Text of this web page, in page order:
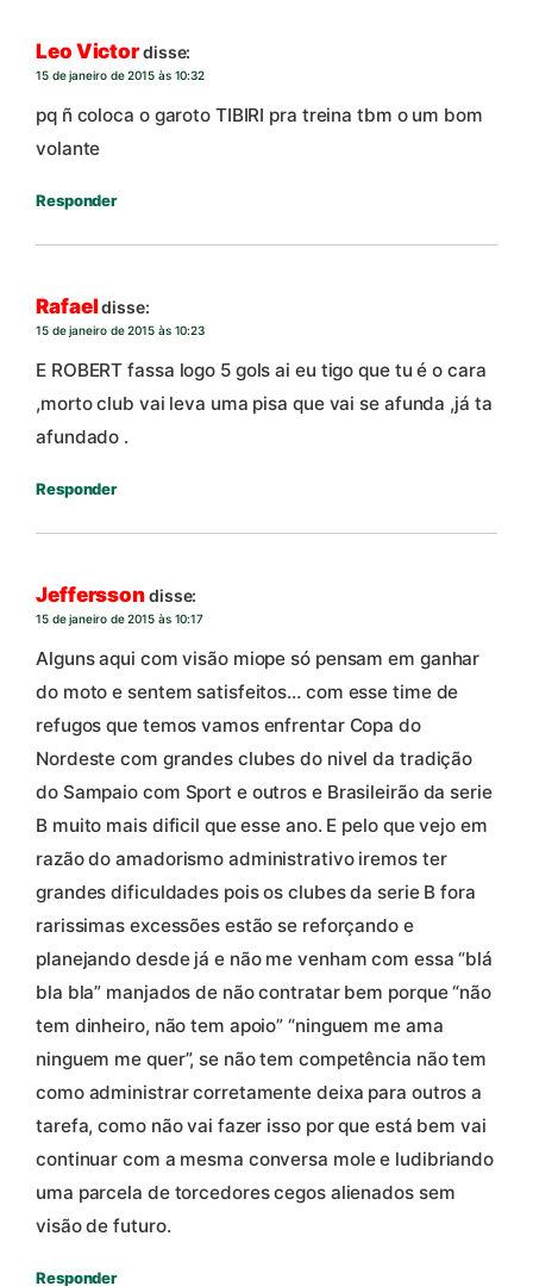
Leo Victordisse:
15 de janeiro de 2015 às 10:32
pq ñ coloca o garoto TIBIRI pra treina tbm o um bom
volante
Responder
Rafaeldisse:
15 de janeiro de 2015 às 10:23
E ROBERT fassa logo 5 gols ai eu tigo que tu é o cara
,morto club vai leva uma pisa que vai se afunda ,já ta
afundado .
Responder
Jefferssondisse:
15 de janeiro de 2015 às 10:17
Alguns aqui com visão miope só pensam em ganhar
do moto e sentem satisfeitos… com esse time de
refugos que temos vamos enfrentar Copa do
Nordeste com grandes clubes do nivel da tradição
do Sampaio com Sport e outros e Brasileirão da serie
B muito mais dificil que esse ano. E pelo que vejo em
razão do amadorismo administrativo iremos ter
grandes dificuldades pois os clubes da serie B fora
rarissimas excessões estão se reforçando e
planejando desde já e não me venham com essa “blá
bla bla” manjados de não contratar bem porque “não
tem dinheiro, não tem apoio” “ninguem me ama
ninguem me quer”, se não tem competência não tem
como administrar corretamente deixa para outros a
tarefa, como não vai fazer isso por que está bem vai
continuar com a mesma conversa mole e ludibriando
uma parcela de torcedores cegos alienados sem
visão de futuro.
Responder